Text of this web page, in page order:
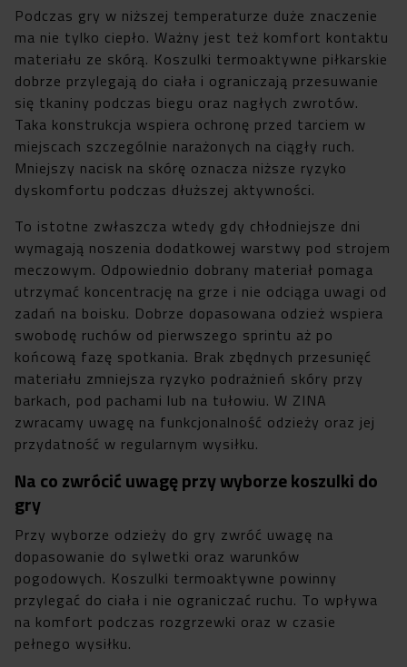
Podczas gry w niższej temperaturze duże znaczenie
ma nie tylko ciepło. Ważny jest też komfort kontaktu
materiału ze skórą. Koszulki termoaktywne piłkarskie
dobrze przylegają do ciała i ograniczają przesuwanie
się tkaniny podczas biegu oraz nagłych zwrotów.
Taka konstrukcja wspiera ochronę przed tarciem w
miejscach szczególnie narażonych na ciągły ruch.
Mniejszy nacisk na skórę oznacza niższe ryzyko
dyskomfortu podczas dłuższej aktywności.
To istotne zwłaszcza wtedy gdy chłodniejsze dni
wymagają noszenia dodatkowej warstwy pod strojem
meczowym. Odpowiednio dobrany materiał pomaga
utrzymać koncentrację na grze i nie odciąga uwagi od
zadań na boisku. Dobrze dopasowana odzież wspiera
swobodę ruchów od pierwszego sprintu aż po
końcową fazę spotkania. Brak zbędnych przesunięć
materiału zmniejsza ryzyko podrażnień skóry przy
barkach, pod pachami lub na tułowiu. W ZINA
zwracamy uwagę na funkcjonalność odzieży oraz jej
przydatność w regularnym wysiłku.
Na co zwrócić uwagę przy wyborze koszulki do
gry
Przy wyborze odzieży do gry zwróć uwagę na
dopasowanie do sylwetki oraz warunków
pogodowych. Koszulki termoaktywne powinny
przylegać do ciała i nie ograniczać ruchu. To wpływa
na komfort podczas rozgrzewki oraz w czasie
pełnego wysiłku.